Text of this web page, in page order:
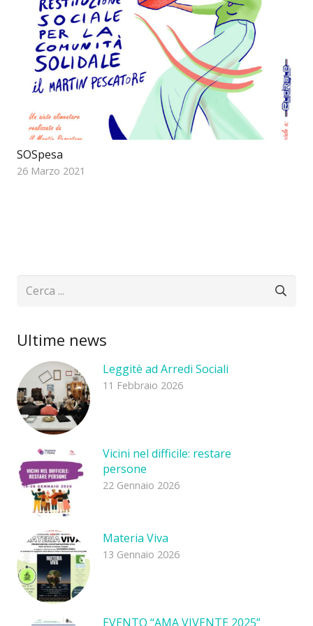
SOSpesa
26 Marzo 2021
Ultime news
Leggitè ad Arredi Sociali
11 Febbraio 2026
Vicini nel difficile: restare
persone
22 Gennaio 2026
Materia Viva
13 Gennaio 2026
EVENTO “AMA VIVENTE 2025”